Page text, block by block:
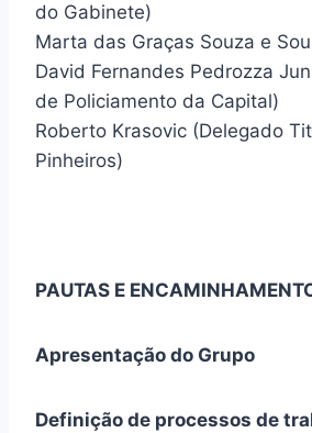
do Gabinete)
Marta das Graças Souza e
David Fernandes Pedrozza
de Policiamento da Capital)
Roberto Krasovic (Delegado
Pinheiros)
PAUTAS E
Apresentação do Grupo
Definição de processos de